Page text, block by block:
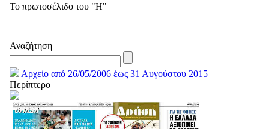
Το πρωτοσέλιδο του "Η"
Αναζήτηση
Αρχείο από 26/05/2006 έως 31 Αυγούστου 2015
Περίπτερο